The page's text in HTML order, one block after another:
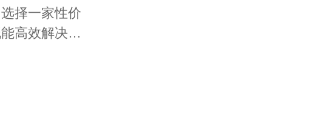
择一家性价
能高效解决…